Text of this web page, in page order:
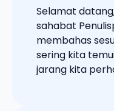
Selamat
sahabat
membahas
sering kita
jarang kita